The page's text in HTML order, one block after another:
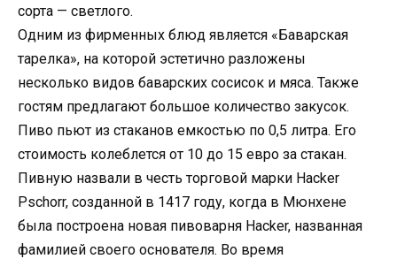
сорта — светлого.
Одним из фирменных блюд является «Баварская
тарелка», на которой эстетично разложены
несколько видов баварских сосисок и мяса. Также
гостям предлагают большое количество закусок.
Пиво пьют из стаканов емкостью по 0,5 литра. Его
стоимость колеблется от 10 до 15 евро за стакан.
Пивную назвали в честь торговой марки Hacker
Pschorr, созданной в 1417 году, когда в Мюнхене
была построена новая пивоварня Hacker, названная
фамилией своего основателя. Во время